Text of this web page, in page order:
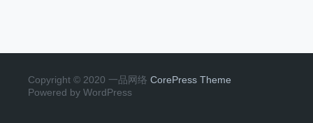
Copyright © 2020 一品网络 CorePress Theme
Powered by WordPress